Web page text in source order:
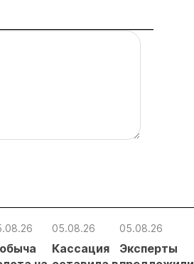
05.08.26
Кассация
05.08.26
Эксперты